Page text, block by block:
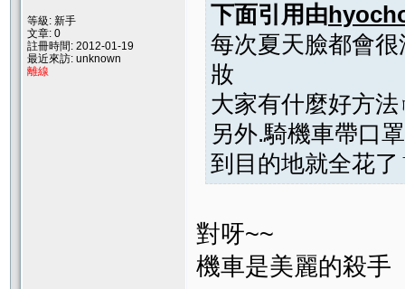
等級: 新手
文章: 0
註冊時間: 2012-01-19
最近來訪: unknown
離線
下面引用由
每次夏天臉都會
妝
大家有什麼好方法
另外.騎機車帶口
到目的地就全花了
對呀~~
機車是美麗的殺手